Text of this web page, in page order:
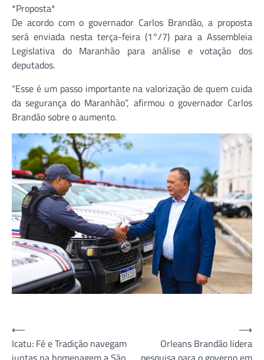
*Proposta*
De acordo com o governador Carlos Brandão, a proposta
será enviada nesta terça-feira (1°/7) para a Assembleia
Legislativa do Maranhão para análise e votação dos
deputados.
“Esse é um passo importante na valorização de quem cuida
da segurança do Maranhão”, afirmou o governador Carlos
Brandão sobre o aumento.
Navegação
de
⟵
Icatu: Fé e Tradição navegam
Orleans Brandão lidera
⟶